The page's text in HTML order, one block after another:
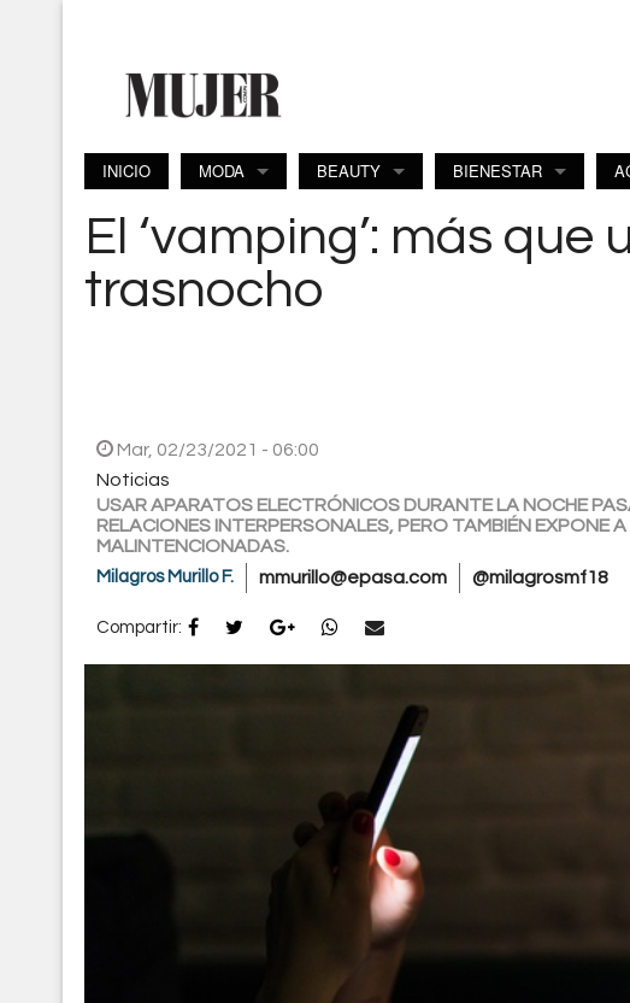
INICIO MODA BEAUTY BIENESTAR
El ‘vamping’: más que
trasnocho
Mar, 02/23/2021 - 06:00
Noticias
USAR APARATOS ELECTRÓNICOS DURANTE LA NOCHE
RELACIONES INTERPERSONALES, PERO TAMBIÉN EXPONE
MALINTENCIONADAS.
Milagros Murillo F. mmurillo@epasa.com @milagrosmf18
Compartir: